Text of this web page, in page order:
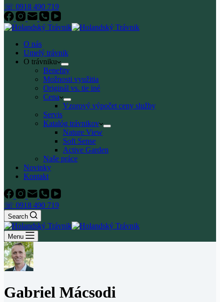
☏ 0918 490 719
O nás
Umelý trávnik
O trávniku
Benefity
Možnosti využitia
Originál vs. tie iné
Cena
Vzorový výpočet ceny služby
Servis
Katalóg trávnikov
Nature View
Soft Sense
Active Garden
Naše práce
Novinky
Kontakt
☏ 0918 490 719
Search
Menu
Gabriel Mácsodi